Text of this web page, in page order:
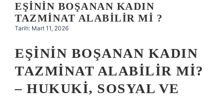
EŞININ BOŞANAN KADIN
TAZMINAT ALABILIR MI ?
Tarih: Mart 11, 2026
EŞININ BOŞANAN KADIN
TAZMINAT ALABILIR MI?
– HUKUKI, SOSYAL VE